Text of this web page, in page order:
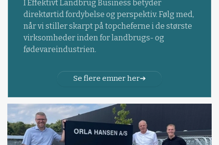
I Effektivt Landbrug Business betyder
direktørtid fordybelse og perspektiv. Følg med,
når vi stiller skarpt på topcheferne i de største
virksomheder inden for landbrugs- og
fødevareindustrien.
Se flere emner her